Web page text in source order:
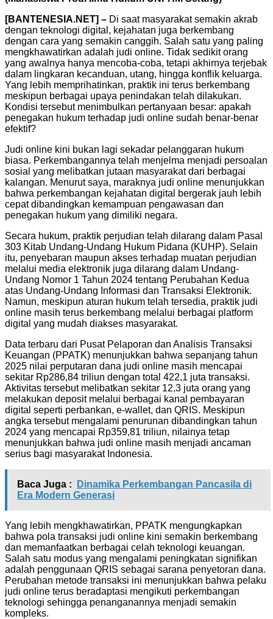
[BANTENESIA.NET] – Di saat masyarakat semakin akrab
dengan teknologi digital, kejahatan juga berkembang
dengan cara yang semakin canggih. Salah satu yang paling
mengkhawatirkan adalah judi online. Tidak sedikit orang
yang awalnya hanya mencoba-coba, tetapi akhirnya terjebak
dalam lingkaran kecanduan, utang, hingga konflik keluarga.
Yang lebih memprihatinkan, praktik ini terus berkembang
meskipun berbagai upaya penindakan telah dilakukan.
Kondisi tersebut menimbulkan pertanyaan besar: apakah
penegakan hukum terhadap judi online sudah benar-benar
efektif?
Judi online kini bukan lagi sekadar pelanggaran hukum
biasa. Perkembangannya telah menjelma menjadi persoalan
sosial yang melibatkan jutaan masyarakat dari berbagai
kalangan. Menurut saya, maraknya judi online menunjukkan
bahwa perkembangan kejahatan digital bergerak jauh lebih
cepat dibandingkan kemampuan pengawasan dan
penegakan hukum yang dimiliki negara.
Secara hukum, praktik perjudian telah dilarang dalam Pasal
303 Kitab Undang-Undang Hukum Pidana (KUHP). Selain
itu, penyebaran maupun akses terhadap muatan perjudian
melalui media elektronik juga dilarang dalam Undang-
Undang Nomor 1 Tahun 2024 tentang Perubahan Kedua
atas Undang-Undang Informasi dan Transaksi Elektronik.
Namun, meskipun aturan hukum telah tersedia, praktik judi
online masih terus berkembang melalui berbagai platform
digital yang mudah diakses masyarakat.
Data terbaru dari Pusat Pelaporan dan Analisis Transaksi
Keuangan (PPATK) menunjukkan bahwa sepanjang tahun
2025 nilai perputaran dana judi online masih mencapai
sekitar Rp286,84 triliun dengan total 422,1 juta transaksi.
Aktivitas tersebut melibatkan sekitar 12,3 juta orang yang
melakukan deposit melalui berbagai kanal pembayaran
digital seperti perbankan, e-wallet, dan QRIS. Meskipun
angka tersebut mengalami penurunan dibandingkan tahun
2024 yang mencapai Rp359,81 triliun, nilainya tetap
menunjukkan bahwa judi online masih menjadi ancaman
serius bagi masyarakat Indonesia.
Baca Juga :
Dinamika Perkembangan Pancasila di
Era Modern Generasi
Yang lebih mengkhawatirkan, PPATK mengungkapkan
bahwa pola transaksi judi online kini semakin berkembang
dan memanfaatkan berbagai celah teknologi keuangan.
Salah satu modus yang mengalami peningkatan signifikan
adalah penggunaan QRIS sebagai sarana penyetoran dana.
Perubahan metode transaksi ini menunjukkan bahwa pelaku
judi online terus beradaptasi mengikuti perkembangan
teknologi sehingga penanganannya menjadi semakin
kompleks.